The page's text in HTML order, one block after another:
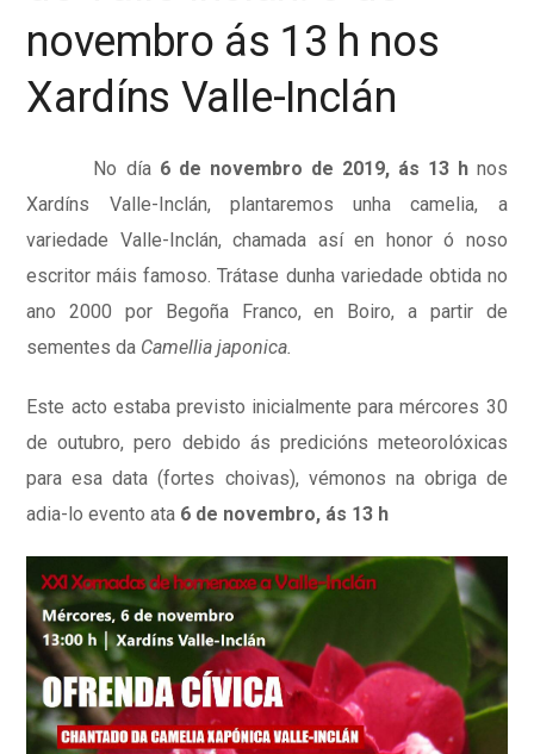
novembro ás 13 h nos
Xardíns Valle-Inclán
No día 6 de novembro de 2019, ás 13 hnos
Xardíns Valle-Inclán, plantaremos unha camelia, a
variedade Valle-Inclán, chamada así en honor ó noso
escritor máis famoso. Trátase dunha variedade obtida no
ano 2000 por Begoña Franco, en Boiro, a partir de
sementes da Camellia japonica.
Este acto estaba previsto inicialmente para mércores 30
de outubro, pero debido ás predicións meteorolóxicas
para esa data (fortes choivas), vémonos na obriga de
adia-lo evento ata 6 de novembro, ás 13 h